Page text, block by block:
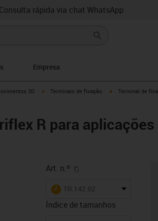
Consulta rápida via chat WhatsApp
Empresa
3D igus-icon-arrow-right
Terminais de fixação igus-icon-arrow-
Terminal de
R para
Art. n.º
igus-icon-lieferzeit
TR.142.02
Índice de tamanhos